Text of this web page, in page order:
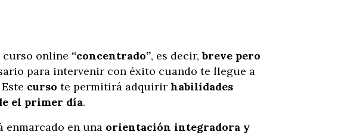
curso online “concentrado”, es decir,breve pero
para intervenir con éxito cuando te llegue a
curso te permitirá adquirir habilidades
el primer día.
enmarcado en una orientación integradora y